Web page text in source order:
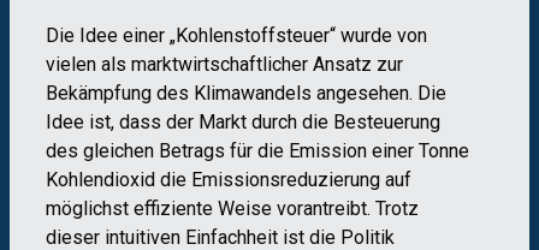
Die Idee einer „Kohlenstoffsteuer“ wurde von
vielen als marktwirtschaftlicher Ansatz zur
Bekämpfung des Klimawandels angesehen. Die
Idee ist, dass der Markt durch die Besteuerung
des gleichen Betrags für die Emission einer Tonne
Kohlendioxid die Emissionsreduzierung auf
möglichst effiziente Weise vorantreibt. Trotz
dieser intuitiven Einfachheit ist die Politik